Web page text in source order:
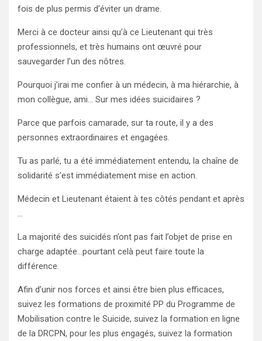
fois de plus permis d’éviter un drame.
Merci à ce docteur ainsi qu’à ce Lieutenant qui très
professionnels, et très humains ont œuvré pour
sauvegarder l’un des nôtres.
Pourquoi j’irai me confier à un médecin, à ma hiérarchie, à
mon collègue, ami… Sur mes idées suicidaires ?
Parce que parfois camarade, sur ta route, il y a des
personnes extraordinaires et engagées.
Tu as parlé, tu a été immédiatement entendu, la chaîne de
solidarité s’est immédiatement mise en action.
Médecin et Lieutenant étaient à tes côtés pendant et après
…
La majorité des suicidés n’ont pas fait l’objet de prise en
charge adaptée…pourtant celà peut faire toute la
différence.
Afin d’unir nos forces et ainsi être bien plus efficaces,
suivez les formations de proximité PP du Programme de
Mobilisation contre le Suicide, suivez la formation en ligne
de la DRCPN, pour les plus engagés, suivez la formation